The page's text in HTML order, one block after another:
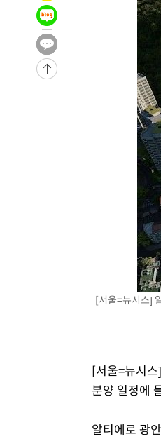
-7131초 전 >
'여긴 20도, 저긴
-6602초 전 >
콜롬비아 신임 우
-196초 전 >
튀르키예 외무장관,
43분 전 >
이군이 불법 군시설 건
[속보]美중부 사령관,
美 국방부, 켄달 전
‘축구의 신’ 아르헨티
“美 이란전 무기 소
[서울=뉴시스]
[서울=뉴시
분양 일정에
알티에로 광